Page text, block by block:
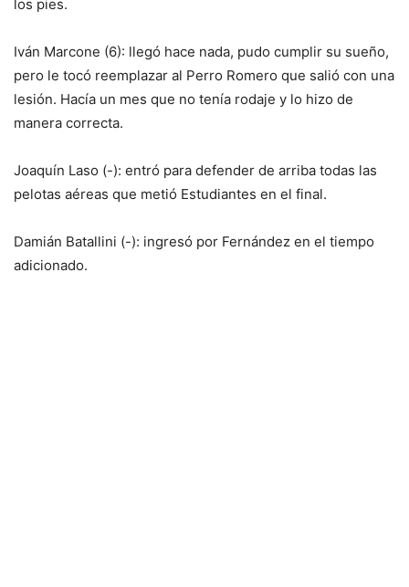
los pies.
Iván Marcone (6): llegó hace nada, pudo cumplir su sueño,
pero le tocó reemplazar al Perro Romero que salió con una
lesión. Hacía un mes que no tenía rodaje y lo hizo de
manera correcta.
Joaquín Laso (-): entró para defender de arriba todas las
pelotas aéreas que metió Estudiantes en el final.
Damián Batallini (-): ingresó por Fernández en el tiempo
adicionado.